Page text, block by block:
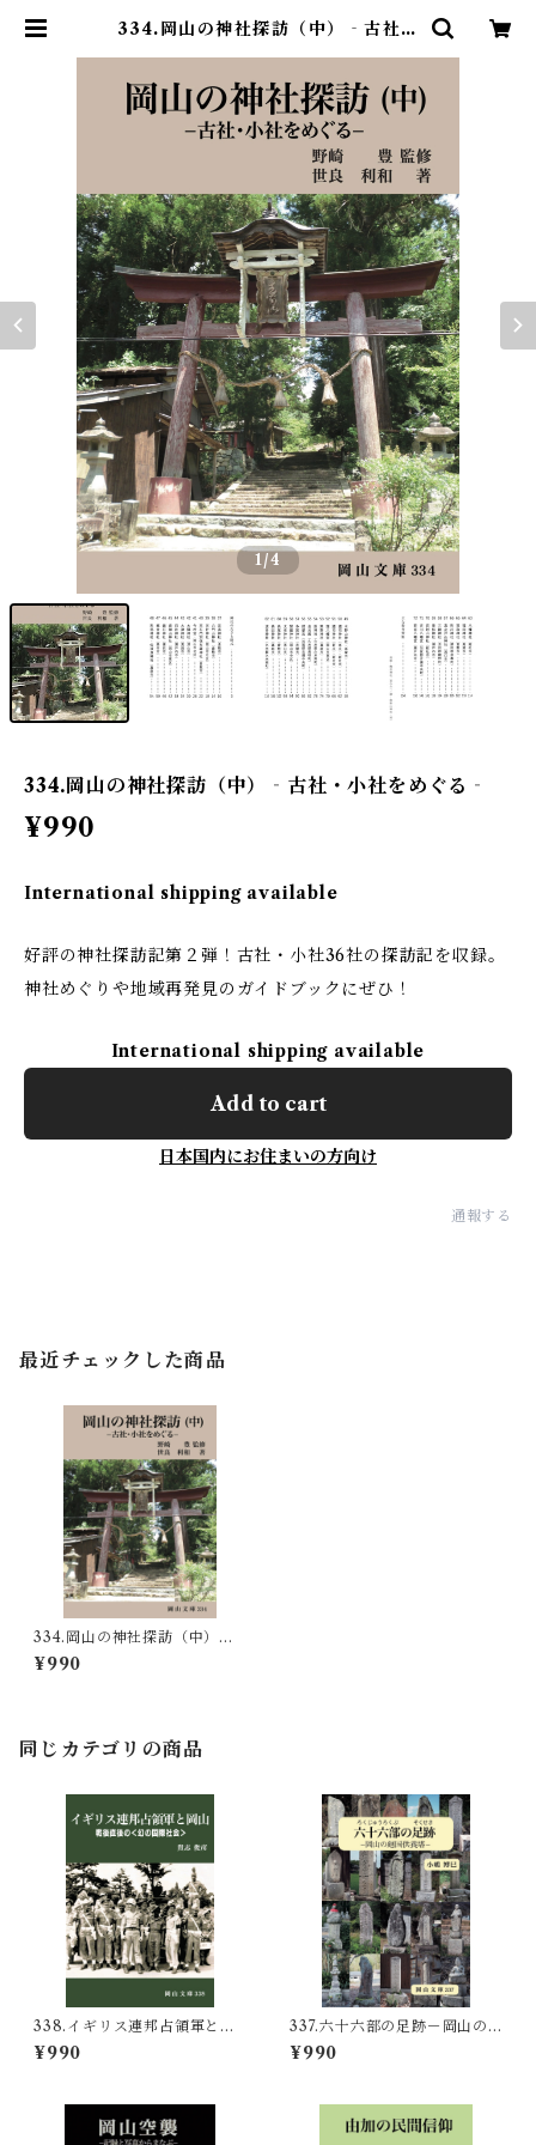
334.岡山の神社探訪（中）‐古社・
1/4
334.岡山の神社探訪（中）‐古社・小社をめぐる‐
¥990
International shipping available
好評の神社探訪記第２弾！古社・小社36社の探訪記を収録。
神社めぐりや地域再発見のガイドブックにぜひ！
International shipping available
Add to cart
日本国内にお住まいの方向け
通報する
最近チェックした商品
334.岡山の神社探訪（中）‐
古社・小社をめぐる‐
¥990
同じカテゴリの商品
338.イギリス連邦占領軍と岡
山 敗戦直後の〈幻の国際社
会〉
¥990
337.六十六部の足跡－岡山の
廻国供養塔－
¥990